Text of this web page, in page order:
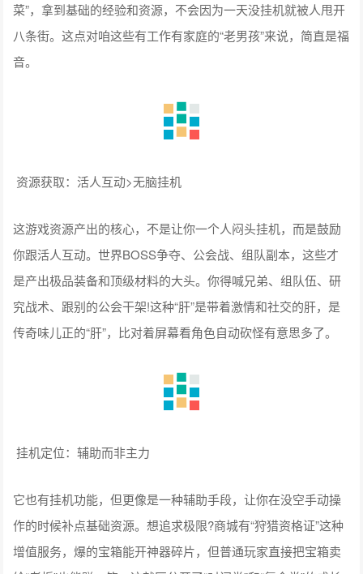
菜”，拿到基础的经验和资源，不会因为一天没挂机就被人甩开
八条街。这点对咱这些有工作有家庭的“老男孩”来说，简直是福
音。
资源获取：活人互动>无脑挂机
这游戏资源产出的核心，不是让你一个人闷头挂机，而是鼓励
你跟活人互动。世界BOSS争夺、公会战、组队副本，这些才
是产出极品装备和顶级材料的大头。你得喊兄弟、组队伍、研
究战术、跟别的公会干架!这种“肝”是带着激情和社交的肝，是
传奇味儿正的“肝”，比对着屏幕看角色自动砍怪有意思多了。
挂机定位：辅助而非主力
它也有挂机功能，但更像是一种辅助手段，让你在没空手动操
作的时候补点基础资源。想追求极限?商城有“狩猎资格证”这种
增值服务，爆的宝箱能开神器碎片，但普通玩家直接把宝箱卖